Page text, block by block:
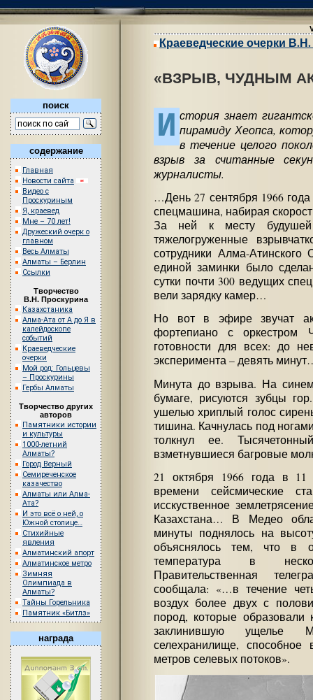
поиск
содержание
Главная
Новости сайта
Видео с
Проскуриным
Я, краевед
Мне – 70 лет!
Дружеский очерк о
главном
Весь Алматы
Алматы – Берлин
Ссылки
Творчество
В.Н. Проскурина
Казахстаника
Алма-Ата от А до Я в
калейдоскопе
событий
Краеведческие
очерки
Мой род: Гольцевы
– Проскурины
Гербы Алматы
Творчество других
авторов
Памятники истории
и культуры
1000-летний
Алматы?
Город Верный
Семиреченское
казачество
Алматы или Алма-
Ата?
И это всё о ней, о
Южной столице…
Стихийные
явления
Алматинский апорт
Алматинское метро
Зимняя
Олимпиада в
Алматы?
Тайны Горельника
Памятник «Битлз»
награда
Краеведческие очерки
«ВЗРЫВ, ЧУДНЫМ
И стория знает
пирамиду Хеопса,
в течение целого
взрыв за считанные
журналисты.
…День 27 сентября 1966 года
спецмашина, набирая
За ней к месту будушей
тяжелогруженные
сотрудники Алма-
единой заминки было
сутки почти 300 ведущих
вели зарядку камер…
Но вот в эфире звучат
фортепиано с оркестром
готовности для всех: до
эксперимента – девять
Минута до взрыва. На
бумаге, рисуются зубцы
ушелью хриплый голос
тишина. Качнулась под
толкнул ее.
взметнувшиеся багровые
21 октября 1966 года в
времени сейсмические
исскуственное
Казахстана… В Медео
минуты поднялось на
объяснялось тем, что в
температура в
Правительственная
сообщала: «…в течение
воздух более двух с
пород, которые образовали
заклинившую ущелье
селехранилище, способное
метров селевых потоков».